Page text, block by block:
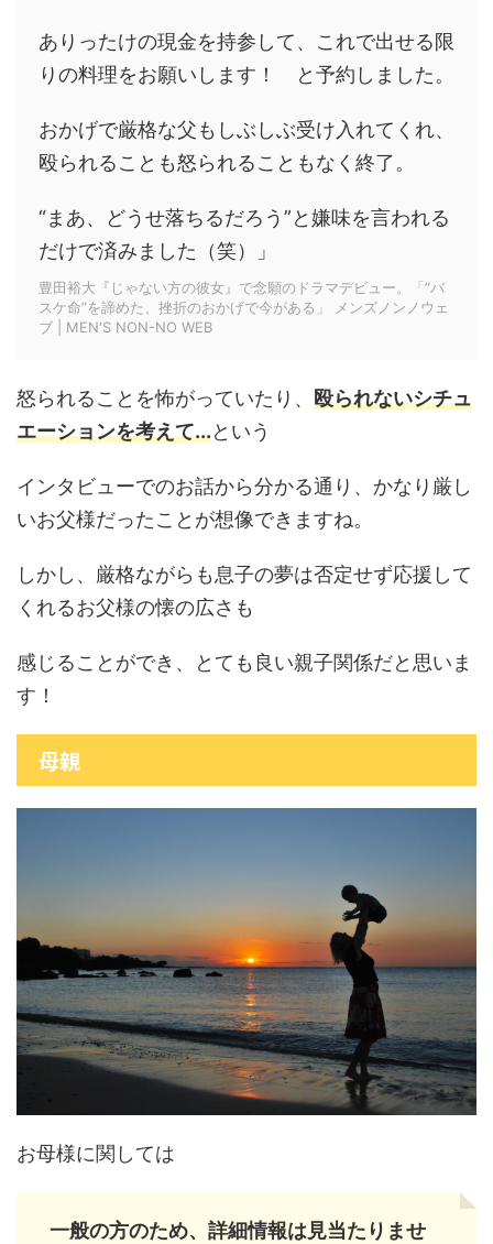
ありったけの現金を持参して、これで出せる限
りの料理をお願いします！ と予約しました。
おかげで厳格な父もしぶしぶ受け入れてくれ、
殴られることも怒られることもなく終了。
“まあ、どうせ落ちるだろう”と嫌味を言われる
だけで済みました（笑）」
豊田裕大『じゃない方の彼女』で念願のドラマデビュー。「“バ
スケ命”を諦めた、挫折のおかげで今がある」 メンズノンノウェ
ブ | MEN'S NON-NO WEB
怒られることを怖がっていたり、 殴られないシチュ
エーションを考えて...という
インタビューでのお話から分かる通り、かなり厳し
いお父様だったことが想像できますね。
しかし、厳格ながらも息子の夢は否定せず応援して
くれるお父様の懐の広さも
感じることができ、とても良い親子関係だと思いま
す！
母親
お母様に関しては
一般の方のため、詳細情報は見当たりませ